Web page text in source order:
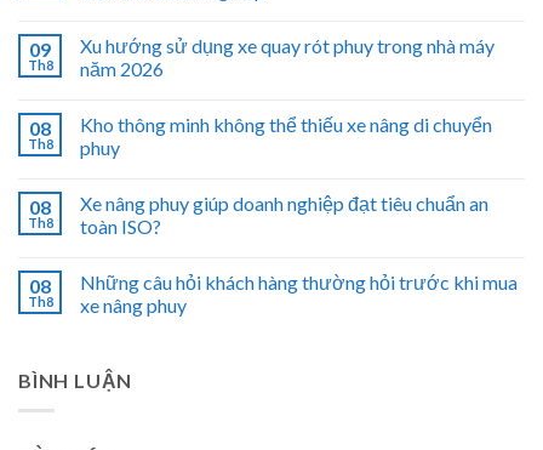
09
Th8
Xu hướng sử dụng xe quay rót phuy trong nhà máy
năm 2026
08
Th8
Kho thông minh không thể thiếu xe nâng di chuyển
phuy
08
Th8
Xe nâng phuy giúp doanh nghiệp đạt tiêu chuẩn an
toàn ISO?
08
Th8
Những câu hỏi khách hàng thường hỏi trước khi mua
xe nâng phuy
BÌNH LUẬN